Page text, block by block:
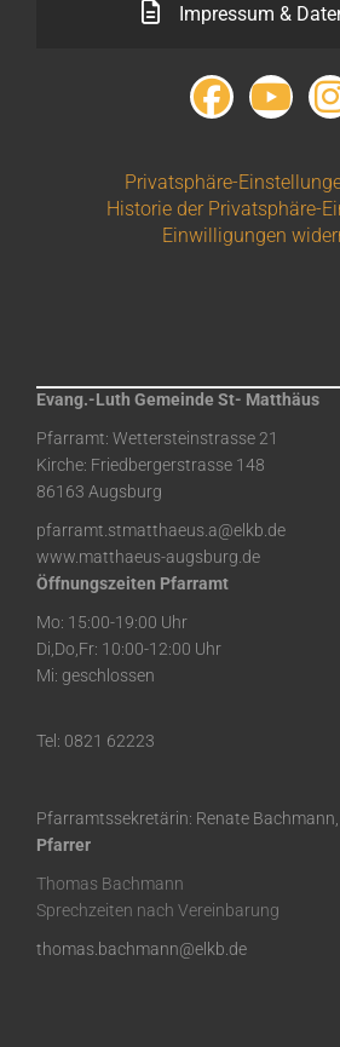
Impressum &
Privatsphäre-
Historie der Privatsphäre-
Einwilligungen
Evang.-Luth Gemeinde St- Matthäus
Pfarramt: Wettersteinstrasse 21
Kirche: Friedbergerstrasse 148
86163 Augsburg
pfarramt.stmatthaeus.a@elkb.de
www.matthaeus-augsburg.de
Öffnungszeiten Pfarramt
Mo: 15:00-19:00 Uhr
Di,Do,Fr: 10:00-12:00 Uhr
Mi: geschlossen
Tel: 0821 62223
Pfarramtssekretärin: Renate
Pfarrer
Thomas Bachmann
Sprechzeiten nach Vereinbarung
thomas.bachmann@elkb.de